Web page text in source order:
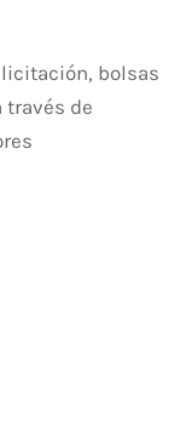
bolsas
través de